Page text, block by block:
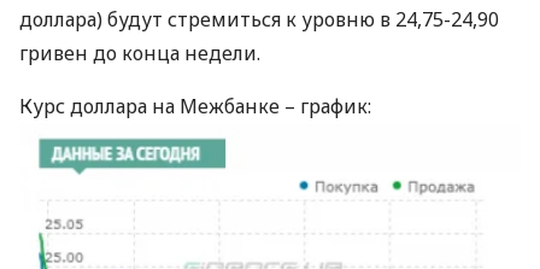
доллара) будут стремиться к уровню в 24,75-24,90
гривен до конца недели.
Курс доллара на Межбанке – график: